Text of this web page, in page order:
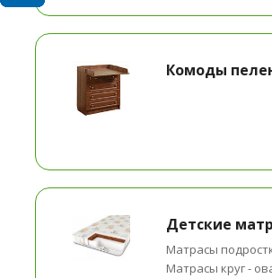
Комоды
Детские
Матрасы
Матрасы круг -